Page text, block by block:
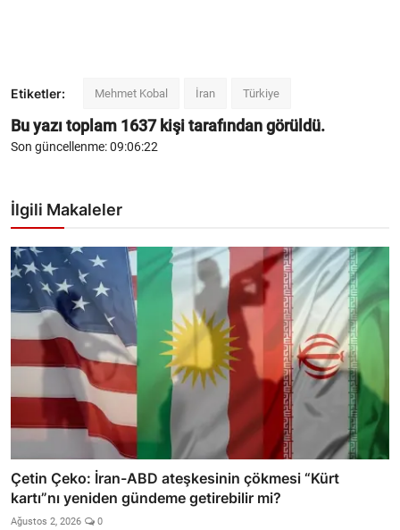
Etiketler: Mehmet Kobal İran Türkiye
Bu yazı toplam 1637kişi tarafından görüldü.
Son güncellenme: 09:06:22
İlgili Makaleler
Çetin Çeko: İran-ABD ateşkesinin çökmesi “Kürt
kartı”nı yeniden gündeme getirebilir mi?
Ağustos 2, 2026 0